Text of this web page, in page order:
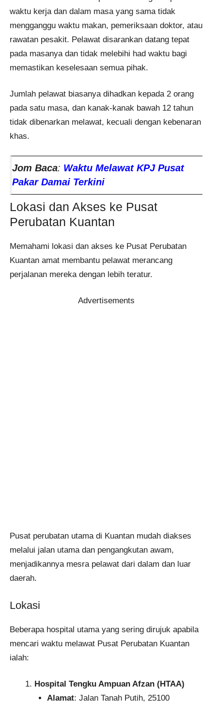
waktu kerja dan dalam masa yang sama tidak
mengganggu waktu makan, pemeriksaan doktor, atau
rawatan pesakit. Pelawat disarankan datang tepat
pada masanya dan tidak melebihi had waktu bagi
memastikan keselesaan semua pihak.
Jumlah pelawat biasanya dihadkan kepada 2 orang
pada satu masa, dan kanak-kanak bawah 12 tahun
tidak dibenarkan melawat, kecuali dengan kebenaran
khas.
Jom Baca: Waktu Melawat KPJ Pusat
Pakar Damai Terkini
Lokasi dan Akses ke Pusat
Perubatan Kuantan
Memahami lokasi dan akses ke Pusat Perubatan
Kuantan amat membantu pelawat merancang
perjalanan mereka dengan lebih teratur.
Advertisements
Pusat perubatan utama di Kuantan mudah diakses
melalui jalan utama dan pengangkutan awam,
menjadikannya mesra pelawat dari dalam dan luar
daerah.
Lokasi
Beberapa hospital utama yang sering dirujuk apabila
mencari waktu melawat Pusat Perubatan Kuantan
ialah:
Hospital Tengku Ampuan Afzan (HTAA)
Alamat: Jalan Tanah Putih, 25100